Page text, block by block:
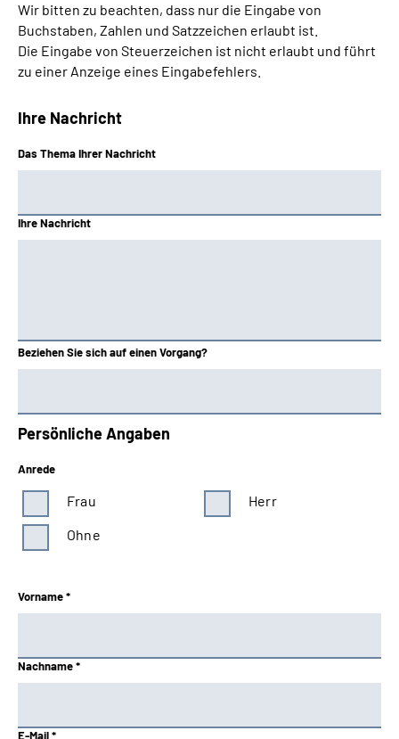
Wir bitten zu beachten, dass nur die Eingabe von
Buchstaben, Zahlen und Satzzeichen erlaubt ist.
Die Eingabe von Steuerzeichen ist nicht erlaubt und führt
zu einer Anzeige eines Eingabefehlers.
Ihre Nachricht
Das Thema Ihrer Nachricht
Ihre Nachricht
Beziehen Sie sich auf einen Vorgang?
Persönliche Angaben
Anrede
Frau
Herr
Ohne
Vorname *
Nachname *
E-Mail *